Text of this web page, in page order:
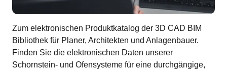
Zum elektronischen Produktkatalog der 3D CAD BIM
Bibliothek für Planer, Architekten und Anlagenbauer.
Finden Sie die elektronischen Daten unserer
Schornstein- und Ofensysteme für eine durchgängige,